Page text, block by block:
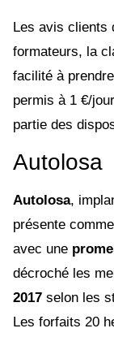
Les avis clients
formateurs, la
facilité à
permis à 1 €/
partie des
Autolosa
Autolosa,
présente
avec une
décroché les
2017 selon les
Les forfaits 20